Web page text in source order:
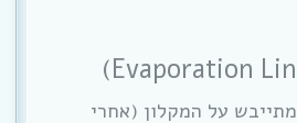
על המקלון (אחרי